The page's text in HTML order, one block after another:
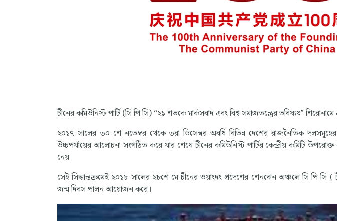
চীনের কমিউনিস্ট পার্টি (সি পি সি) “২১ শতকে মার্কসবাদ এবং বিশ্ব সমাজতন্ত্রের ভবিষ্যৎ”
২০১৭ সালের ৩০ শে নভেম্বর থেকে ৩রা ডিসেম্বর অবধি বিভিন্ন দেশের রাজনৈতিক
উচ্চপর্যায়ের আলোচনা সংগঠিত করে যার শেষে চীনের কমিউনিস্ট পার্টির কেন্দ্রীয় কমিটি উপরোক্ত
নেয়।
সেই সিদ্ধান্তক্রমেই ২০১৮ সালের ২৮শে মে চীনের ওয়াংদং প্রদেশের শেনঝেন অঞ্চলে সি পি সি (
জন্ম দিবস পালন আয়োজন করে।